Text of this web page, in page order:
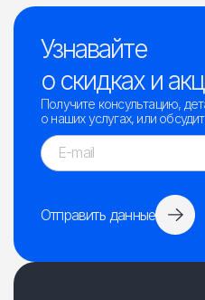
Узнавайте
о скидках и
Получите консультацию,
о наших услугах, или
Отправить данные